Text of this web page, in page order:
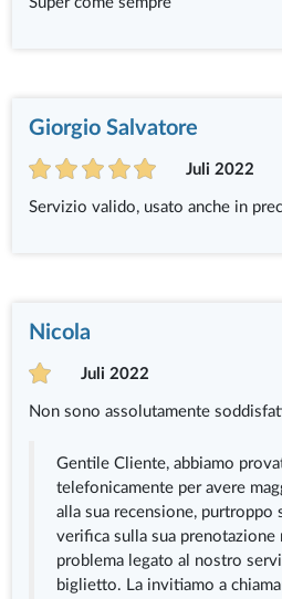
Giorgio Salvatore
Juli 2022
Servizio valido, usato anche in
Nicola
Juli 2022
Non sono assolutamente
Gentile Cliente, abbiamo
telefonicamente per avere
alla sua recensione, purtroppo
verifica sulla sua prenotazione
problema legato al nostro
biglietto. La invitiamo a